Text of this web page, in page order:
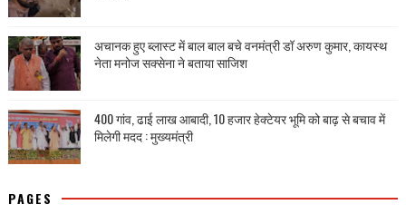
अचानक हुए ब्लास्ट में बाल बाल बचे वनमंत्री डॉ अरुण कुमार, कायस्थ
नेता मनोज सक्सेना ने बताया साजिश
400 गांव, ढाई लाख आबादी, 10 हजार हेक्टेयर भूमि को बाढ़ से बचाव में
मिलेगी मदद : मुख्यमंत्री
PAGES